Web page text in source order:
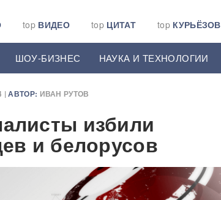
top ВИДЕО top ЦИТАТ top КУРЬЁЗОВ
ШОУ-БИЗНЕС НАУКА И ТЕХНОЛОГИИ
|АВТОР: ИВАН РУТОВ
избили
и белорусов